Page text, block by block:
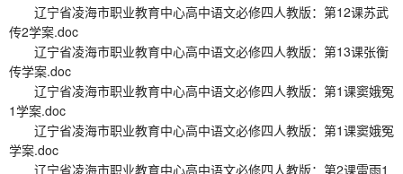
辽宁省凌海市职业教育中心高中语文必修四人教版：第12课苏武
传2学案.doc
辽宁省凌海市职业教育中心高中语文必修四人教版：第13课张衡
传学案.doc
辽宁省凌海市职业教育中心高中语文必修四人教版：第1课窦娥冤
1学案.doc
辽宁省凌海市职业教育中心高中语文必修四人教版：第1课窦娥冤
学案.doc
辽宁省凌海市职业教育中心高中语文必修四人教版：第2课雷雨1